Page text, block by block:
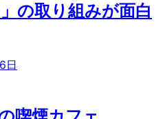
の取り組みが面白
日